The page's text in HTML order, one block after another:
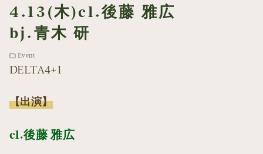
4.13(木)cl.後藤 雅広
bj.青木 研
Event
DELTA4+1
【出演】
cl.後藤 雅広